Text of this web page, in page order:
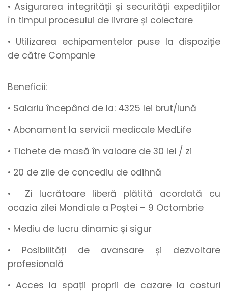
• Asigurarea integrității și securității expedițiilor
în timpul procesului de livrare și colectare
• Utilizarea echipamentelor puse la dispoziție
de către Companie
Beneficii:
• Salariu începând de la: 4325 lei brut/lună
• Abonament la servicii medicale MedLife
• Tichete de masă în valoare de 30 lei / zi
• 20 de zile de concediu de odihnă
• Zi lucrătoare liberă plătită acordată cu
ocazia zilei Mondiale a Poștei – 9 Octombrie
• Mediu de lucru dinamic și sigur
• Posibilități de avansare și dezvoltare
profesională
• Acces la spații proprii de cazare la costuri